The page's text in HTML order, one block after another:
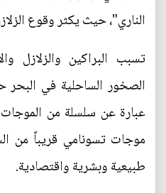
الناري"، حيث يكثر وقوع
تسبب البراكين والزلازل
الصخور الساحلية في
عبارة عن سلسلة من
موجات تسونامي قريباً من
طبيعية وبشرية واقتصادية.